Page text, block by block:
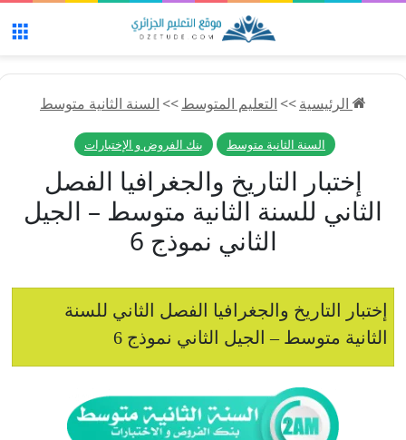
الرئيسية>>التعليم المتوسط>>السنة الثانية متوسط
السنة الثانية متوسط بنك الفروض و الإختبارات
إختبار التاريخ والجغرافيا الفصل
الثاني للسنة الثانية متوسط – الجيل
الثاني نموذج 6
إختبار التاريخ والجغرافيا الفصل الثاني للسنة
الثانية متوسط – الجيل الثاني نموذج 6